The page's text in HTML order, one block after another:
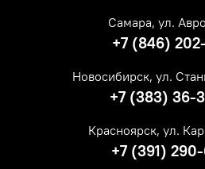
Самара, ул.
+7 (846)
Новосибирск, ул.
+7 (383) 36-
Красноярск, ул.
+7 (391)